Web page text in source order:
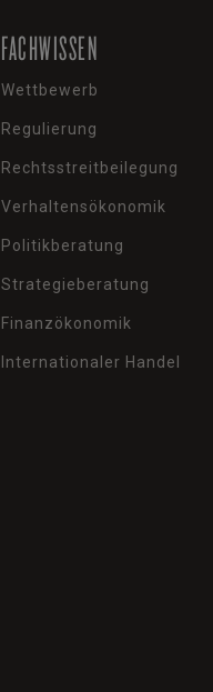
FACHWISSEN
Wettbewerb
Regulierung
Rechtsstreitbeilegung
Verhaltensökonomik
Politikberatung
Strategieberatung
Finanzökonomik
Internationaler Handel